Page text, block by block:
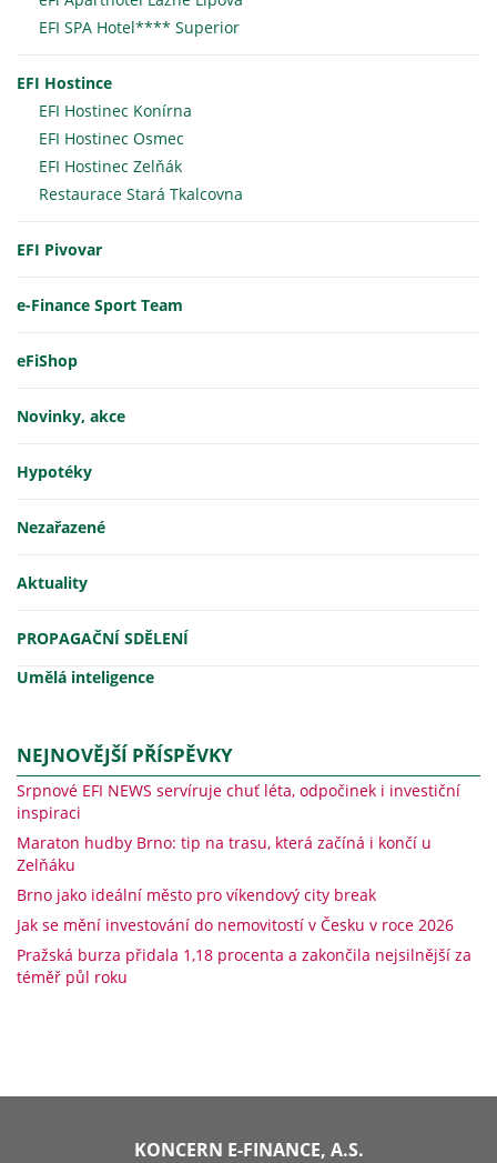
EFI SPA Hotel**** Superior
EFI Hostince
EFI Hostinec Konírna
EFI Hostinec Osmec
EFI Hostinec Zelňák
Restaurace Stará Tkalcovna
EFI Pivovar
e-Finance Sport Team
eFiShop
Novinky, akce
Hypotéky
Nezařazené
Aktuality
PROPAGAČNÍ SDĚLENÍ
Umělá inteligence
NEJNOVĚJŠÍ PŘÍSPĚVKY
Srpnové EFI NEWS servíruje chuť léta, odpočinek i investiční
inspiraci
Maraton hudby Brno: tip na trasu, která začíná i končí u
Zelňáku
Brno jako ideální město pro víkendový city break
Jak se mění investování do nemovitostí v Česku v roce 2026
Pražská burza přidala 1,18 procenta a zakončila nejsilnější za
téměř půl roku
KONCERN E-FINANCE, A.S.